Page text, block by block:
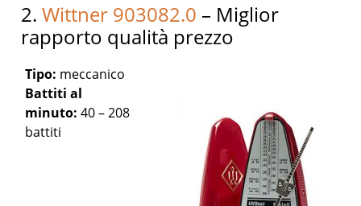
2.Wittner 903082.0 – Miglior
rapporto qualità prezzo
Tipo: meccanico
Battiti al
minuto:40 – 208
battiti